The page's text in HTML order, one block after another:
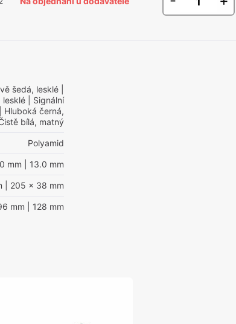
šedá, lesklé
lesklé | Signální
| Hluboká černá,
bílá, matný
Polyamid
mm | 13.0 mm
| 205 x 38 mm
mm | 128 mm